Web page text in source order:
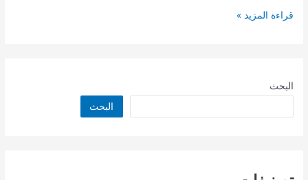
قراءة المزيد »
البحث
البحث